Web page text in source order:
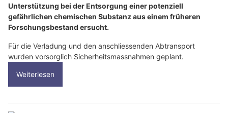
Unterstützung bei der Entsorgung einer potenziell
gefährlichen chemischen Substanz aus einem früheren
Forschungsbestand ersucht.
Für die Verladung und den anschliessenden Abtransport
wurden vorsorglich Sicherheitsmassnahmen geplant.
Weiterlesen